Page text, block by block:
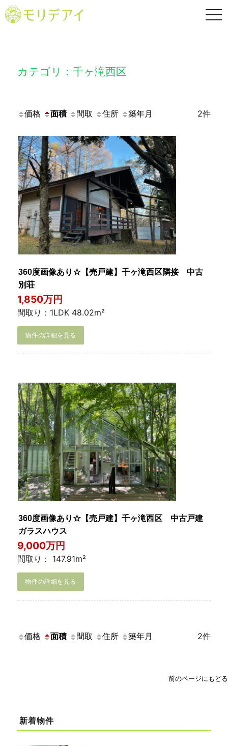
カテゴリ：千ヶ滝西区
価格 面積 間取 住所 築年月 2件
360度画像あり☆【売戸建】千ヶ滝西区隣接 中古
別荘
1,850万円
間取り：1LDK 48.02m²
物件の詳細を見る
360度画像あり☆【売戸建】千ヶ滝西区 中古戸建
ガラスハウス
9,000万円
間取り： 147.91m²
物件の詳細を見る
価格 面積 間取 住所 築年月 2件
前のページにもどる
新着物件